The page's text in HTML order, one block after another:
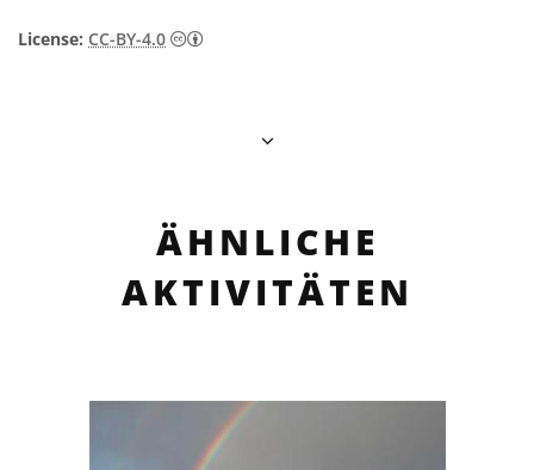
License: CC-BY-4.0 Creative Commons Namensnennung 4.0
ÄHNLICHE
AKTIVITÄTEN